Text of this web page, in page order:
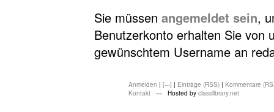
Sie müssen angemeldet sein,
Benutzerkonto erhalten Sie von
gewünschtem Username an
Anmelden | [---] | Einträge (RSS) | Kommentare
Kontakt — Hosted by classlibrary.net